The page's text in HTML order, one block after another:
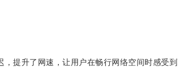
升了网速，让用户在畅行网络空间时感受到